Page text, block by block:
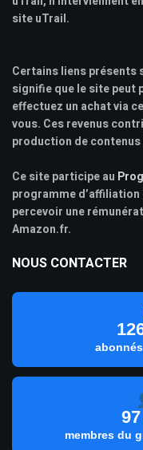
site uTrail.
Certains liens présents
signifie que le site peut
effectuez un achat via
vous. Ces revenus
production de
Ce site participe au
programme
percevoir une
Amazon.fr.
NOUS CONTACTER
membres du